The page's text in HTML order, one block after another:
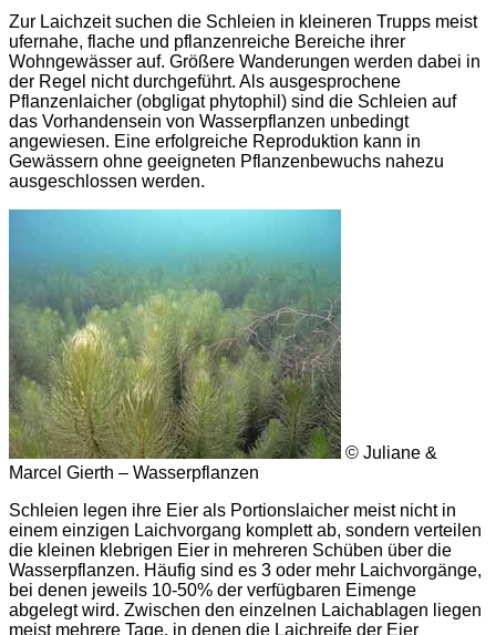
Zur Laichzeit suchen die Schleien in kleineren Trupps meist
ufernahe, flache und pflanzenreiche Bereiche ihrer
Wohngewässer auf. Größere Wanderungen werden dabei in
der Regel nicht durchgeführt. Als ausgesprochene
Pflanzenlaicher (obgligat phytophil) sind die Schleien auf
das Vorhandensein von Wasserpflanzen unbedingt
angewiesen. Eine erfolgreiche Reproduktion kann in
Gewässern ohne geeigneten Pflanzenbewuchs nahezu
ausgeschlossen werden.
© Juliane &
Marcel Gierth – Wasserpflanzen
Schleien legen ihre Eier als Portionslaicher meist nicht in
einem einzigen Laichvorgang komplett ab, sondern verteilen
die kleinen klebrigen Eier in mehreren Schüben über die
Wasserpflanzen. Häufig sind es 3 oder mehr Laichvorgänge,
bei denen jeweils 10-50% der verfügbaren Eimenge
abgelegt wird. Zwischen den einzelnen Laichablagen liegen
meist mehrere Tage, in denen die Laichreife der Eier